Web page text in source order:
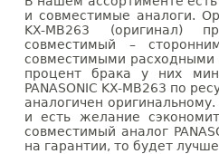
и совместимые аналоги.
KX-MB263 (оригинал)
совместимый –
совместимыми расходными
процент брака у них
PANASONIC KX-MB263 по
аналогичен
и есть желание
совместимый аналог
на гарантии, то будет